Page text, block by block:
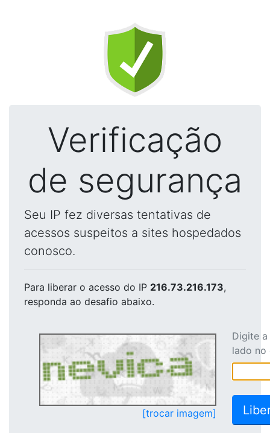
Verificação
de segurança
Seu IP fez diversas tentativas de
acessos suspeitos a sites hospedados
conosco.
Para liberar o acesso do IP 216.73.216.173,
responda ao desafio abaixo.
[trocar imagem]
Digite
lado no